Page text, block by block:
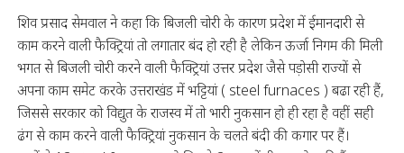
शिव प्रसाद सेमवाल ने कहा कि बिजली चोरी के कारण प्रदेश में ईमानदारी से
काम करने वाली फैक्ट्रियां तो लगातार बंद हो रही है लेकिन ऊर्जा निगम की मिली
भगत से बिजली चोरी करने वाली फैक्ट्रियां उत्तर प्रदेश जैसे पड़ोसी राज्यों से
अपना काम समेट करके उत्तराखंड में भट्टियां ( steel furnaces ) बढा रही हैं,
जिससे सरकार को विद्युत के राजस्व में तो भारी नुकसान हो ही रहा है वहीं सही
ढंग से काम करने वाली फैक्ट्रियां नुकसान के चलते बंदी की कगार पर हैं।